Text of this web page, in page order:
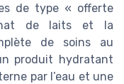
de type « offerte
de laits et la
de soins au
produit hydratant
par l’eau et une